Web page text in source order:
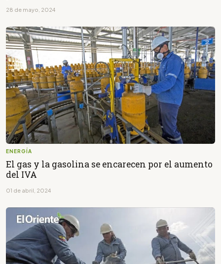
28 de mayo, 2024
ENERGÍA
El gas y la gasolina se encarecen por el aumento
del IVA
01 de abril, 2024